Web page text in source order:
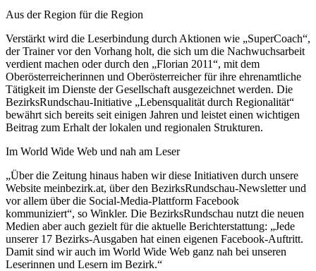
Aus der Region für die Region
Verstärkt wird die Leserbindung durch Aktionen wie „SuperCoach“,
der Trainer vor den Vorhang holt, die sich um die Nachwuchsarbeit
verdient machen oder durch den „Florian 2011“, mit dem
Oberösterreicherinnen und Oberösterreicher für ihre ehrenamtliche
Tätigkeit im Dienste der Gesellschaft ausgezeichnet werden. Die
BezirksRundschau-Initiative „Lebensqualität durch Regionalität“
bewährt sich bereits seit einigen Jahren und leistet einen wichtigen
Beitrag zum Erhalt der lokalen und regionalen Strukturen.
Im World Wide Web und nah am Leser
„Über die Zeitung hinaus haben wir diese Initiativen durch unsere
Website meinbezirk.at, über den BezirksRundschau-Newsletter und
vor allem über die Social-Media-Plattform Facebook
kommuniziert“, so Winkler. Die BezirksRundschau nutzt die neuen
Medien aber auch gezielt für die aktuelle Berichterstattung: „Jede
unserer 17 Bezirks-Ausgaben hat einen eigenen Facebook-Auftritt.
Damit sind wir auch im World Wide Web ganz nah bei unseren
Leserinnen und Lesern im Bezirk.“